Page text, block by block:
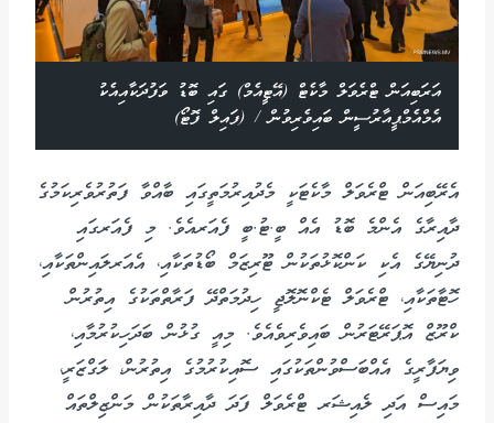
އަރަބިއަން ޓްރެވަލް މާކެޓް (އޭޓީއެމް) ގައި ބޮޑު ވަފުދަކާއިއެކު
އެމްއެމްޕީއާރުސީން ބައިވެރިވުން / (ފައިލް ފޮޓޯ)
އެރޭބިއަން ޓްރެވަލް މާކެޓަކީ މެދުއިރުމަތީގައި ބާއްވާ ފަތުރުވެރިކަމުގެ
ދާއިރާގެ އެންމެ ބޮޑު އެއް ބީ.ޓު.ބީ ފެއަރއެވެ. މި ފެއަރގައި
ދުނިޔޭގެ އެކި ކަންކޮޅުތަކުން ޓޫރިޒަމް ބޯޑުތަކާއި، އެއަރލައިންތަކާއި،
ހޮޓާތަކާއި، ޓްރެވަލް ޓެކްނޮލޮޖީ ހިދުމަތްދޭ ފަރާތްތަކުގެ އިތުރުން
ކްރޫޒް އޮޕަރޭޓަރުން ބައިވެރިވެއެވެ. މިއީ ގުޅުން ބަދަހިކުރުމާއި،
ވިޔަފާރީގެ އެއްބަސްވުންތަކުގައި ސޮއިކުރުމުގެ އިތުރުން، ލަގްޒަރީ،
މައިސް އަދި ލެއިޝަރ ޓްރެވަލް ފަދަ ދާއިރާތަކުން މަންޒިލްތައް